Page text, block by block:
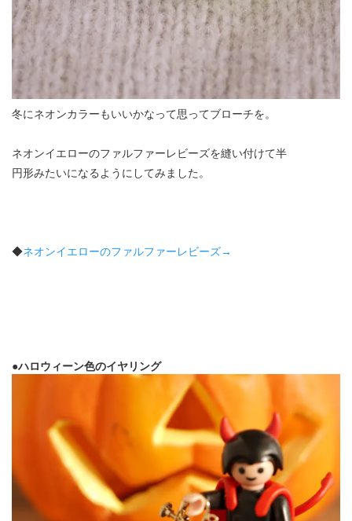
冬にネオンカラーもいいかなって思ってブローチを。
ネオンイエローのファルファーレビーズを縫い付けて半
円形みたいになるようにしてみました。
◆ネオンイエローのファルファーレビーズ→
●ハロウィーン色のイヤリング